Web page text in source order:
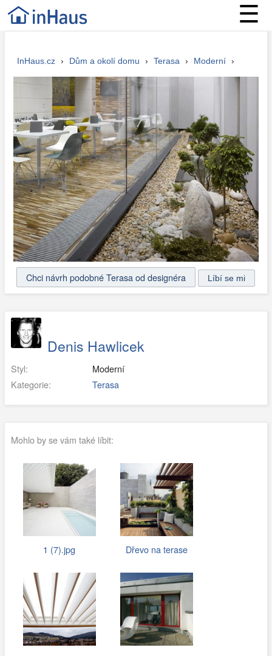
☰
InHaus.cz › Dům a okolí domu › Terasa › Moderní ›
Chci návrh podobné Terasa od designéra
Denis Hawlicek
Styl:
Moderní
Kategorie:
Terasa
Mohlo by se vám také líbit:
1 (7).jpg Dřevo na terase